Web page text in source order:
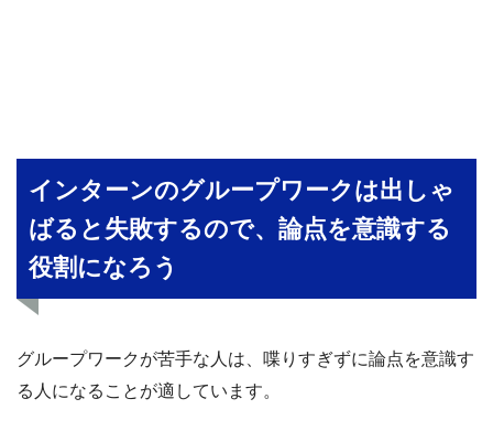
インターンのグループワークは出しゃ
ばると失敗するので、論点を意識する
役割になろう
グループワークが苦手な人は、喋りすぎずに論点を意識す
る人になることが適しています。